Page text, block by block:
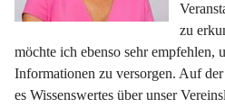
zu
möchte ich ebenso sehr empfehlen,
Informationen zu versorgen. Auf
es Wissenswertes über unser